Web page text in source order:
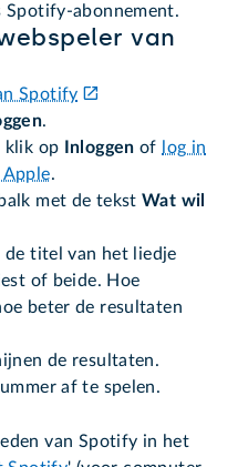
Spotify-abonnement.
van
Spotify
.
klik op
Inloggen of
log in
Apple.
met de tekstWat wil
de titel van het liedje
of beide. Hoe
beter de resultaten
de resultaten.
af te spelen.
van Spotify in het